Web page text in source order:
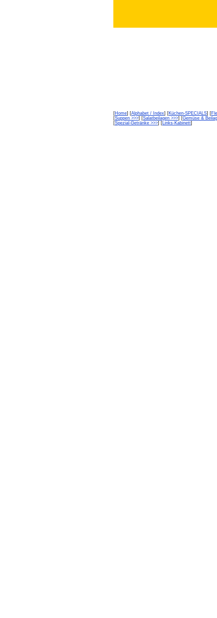
[Home] [Alphabet / Index] [Küchen-SPECIALS] [
[Suppen >>>] [Salatbeilagen >>>] [Gemüse &
[Spezial-Getränke >>>] [Links-Kabinett]